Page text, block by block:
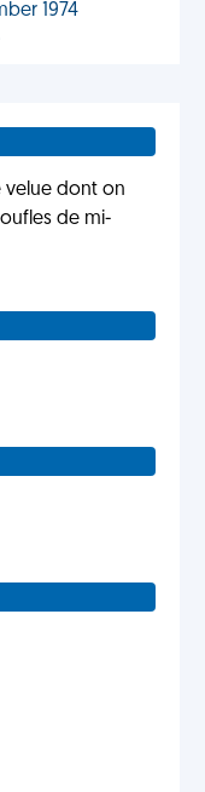
1974
velue dont on
de mi-